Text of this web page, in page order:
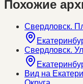
Похожие
Свердловск.
Свердловск.
Вид на